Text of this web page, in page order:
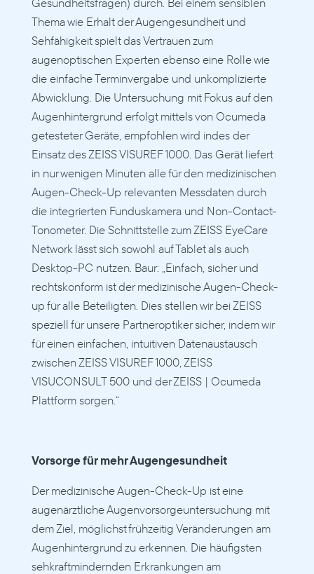
Thema wie Erhalt der Augengesundheit und
Sehfähigkeit spielt das Vertrauen zum
augenoptischen Experten ebenso eine Rolle wie
die einfache Terminvergabe und unkomplizierte
Abwicklung. Die Untersuchung mit Fokus auf den
Augenhintergrund erfolgt mittels von Ocumeda
getesteter Geräte, empfohlen wird indes der
Einsatz des ZEISS VISUREF 1000. Das Gerät liefert
in nur wenigen Minuten alle für den medizinischen
Augen-Check-Up relevanten Messdaten durch
die integrierten Funduskamera und Non-Contact-
Tonometer. Die Schnittstelle zum ZEISS EyeCare
Network lässt sich sowohl auf Tablet als auch
Desktop-PC nutzen. Baur: „Einfach, sicher und
rechtskonform ist der medizinische Augen-Check-
up für alle Beteiligten. Dies stellen wir bei ZEISS
speziell für unsere Partneroptiker sicher, indem wir
für einen einfachen, intuitiven Datenaustausch
zwischen ZEISS VISUREF 1000, ZEISS
VISUCONSULT 500 und der ZEISS | Ocumeda
Plattform sorgen.“
Vorsorge für mehr Augengesundheit
Der medizinische Augen-Check-Up ist eine
augenärztliche Augenvorsorgeuntersuchung mit
dem Ziel, möglichst frühzeitig Veränderungen am
Augenhintergrund zu erkennen. Die häufigsten
sehkraftmindernden Erkrankungen am